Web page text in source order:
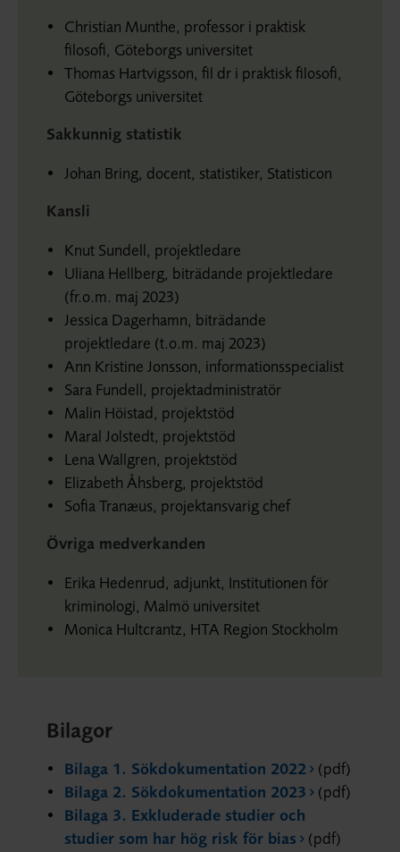
Christian Munthe, professor i praktisk
filosofi, Göteborgs universitet
Thomas Hartvigsson, fil dr i praktisk filosofi,
Göteborgs universitet
Sakkunnig statistik
Johan Bring, docent, statistiker, Statisticon
Kansli
Knut Sundell, projektledare
Uliana Hellberg, biträdande projektledare
(fr.o.m. maj 2023)
Jessica Dagerhamn, biträdande
projektledare (t.o.m. maj 2023)
Ann Kristine Jonsson, informationsspecialist
Sara Fundell, projektadministratör
Malin Höistad, projektstöd
Maral Jolstedt, projektstöd
Lena Wallgren, projektstöd
Elizabeth Åhsberg, projektstöd
Sofia Tranæus, projektansvarig chef
Övriga medverkanden
Erika Hedenrud, adjunkt, Institutionen för
kriminologi, Malmö universitet
Monica Hultcrantz, HTA Region Stockholm
Bilagor
Bilaga 1. Sökdokumentation 2022 (pdf)
Bilaga 2. Sökdokumentation 2023 (pdf)
Bilaga 3. Exkluderade studier och
studier som har hög risk för bias (pdf)